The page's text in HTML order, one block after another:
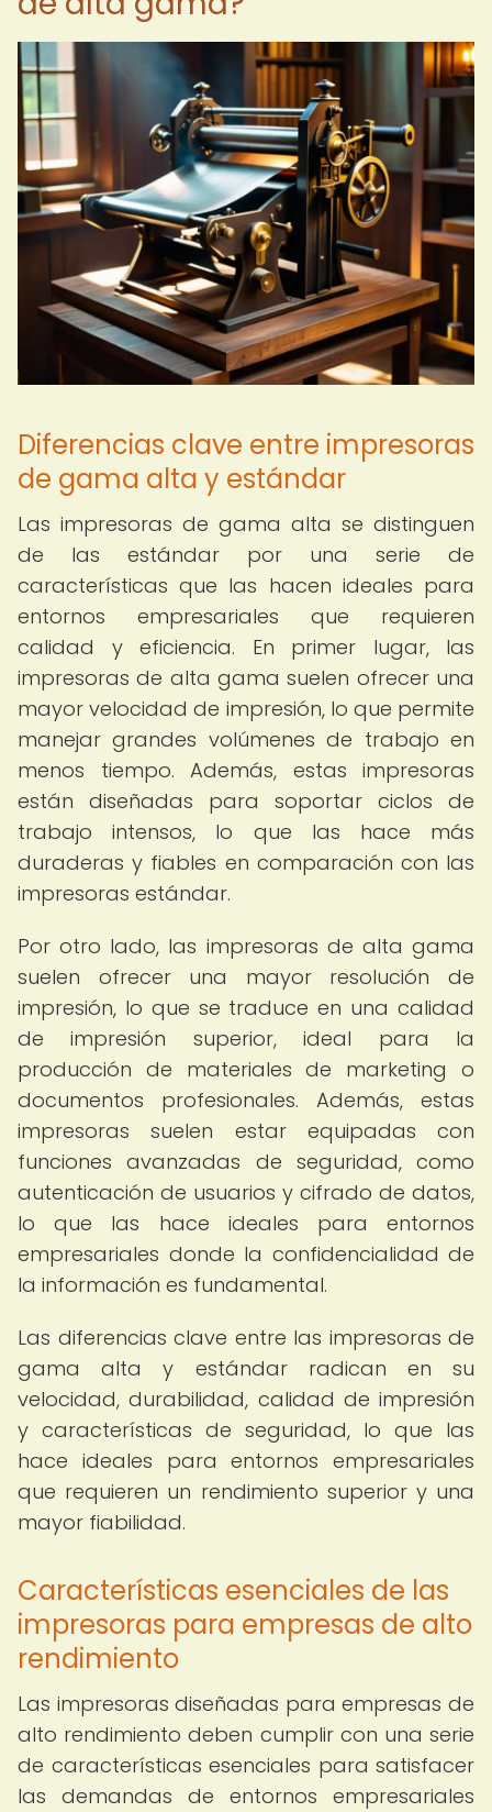
Diferencias clave entre impresoras
de gama alta y estándar
Las impresoras de gama alta se distinguen
de las estándar por una serie de
características que las hacen ideales para
entornos empresariales que requieren
calidad y eficiencia. En primer lugar, las
impresoras de alta gama suelen ofrecer una
mayor velocidad de impresión, lo que permite
manejar grandes volúmenes de trabajo en
menos tiempo. Además, estas impresoras
están diseñadas para soportar ciclos de
trabajo intensos, lo que las hace más
duraderas y fiables en comparación con las
impresoras estándar.
Por otro lado, las impresoras de alta gama
suelen ofrecer una mayor resolución de
impresión, lo que se traduce en una calidad
de impresión superior, ideal para la
producción de materiales de marketing o
documentos profesionales. Además, estas
impresoras suelen estar equipadas con
funciones avanzadas de seguridad, como
autenticación de usuarios y cifrado de datos,
lo que las hace ideales para entornos
empresariales donde la confidencialidad de
la información es fundamental.
Las diferencias clave entre las impresoras de
gama alta y estándar radican en su
velocidad, durabilidad, calidad de impresión
y características de seguridad, lo que las
hace ideales para entornos empresariales
que requieren un rendimiento superior y una
mayor fiabilidad.
Características esenciales de las
impresoras para empresas de alto
rendimiento
Las impresoras diseñadas para empresas de
alto rendimiento deben cumplir con una serie
de características esenciales para satisfacer
las demandas de entornos empresariales